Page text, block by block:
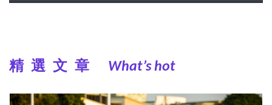
精選文章 What’s hot